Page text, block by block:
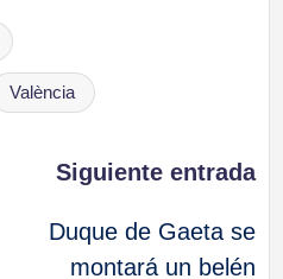
València
Siguiente entrada
Duque de Gaeta se
montará un belén